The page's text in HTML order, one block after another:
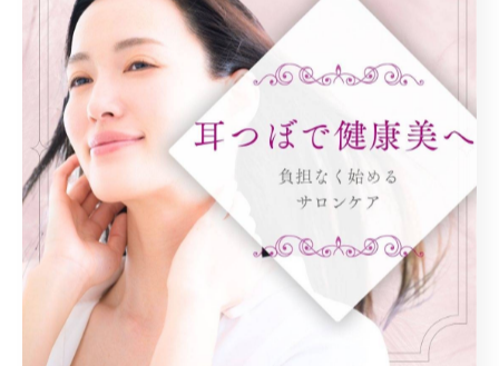
< 前のページ 一覧に戻る 次のページ >
カテゴリー Categories
全てのカテゴリー
ダイエット